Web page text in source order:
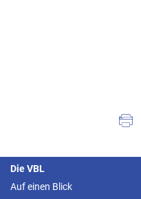
Die VBL
Auf einen Blick